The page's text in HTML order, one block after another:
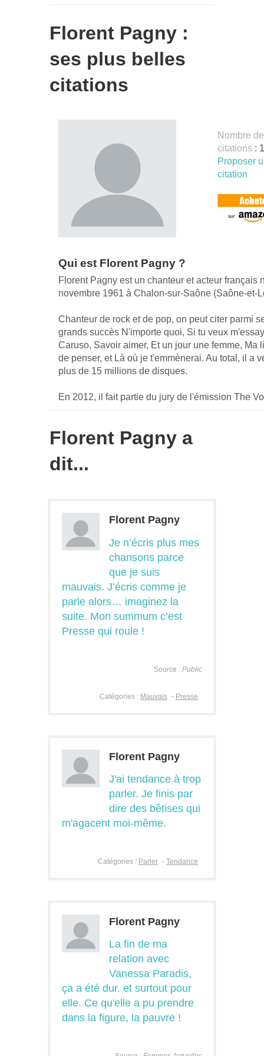
Florent Pagny :
ses plus belles
citations
Nombre de
citations :
Proposer
citation
Qui est Florent Pagny ?
Florent Pagny est un chanteur et acteur français
novembre 1961 à Chalon-sur-Saône (Saône-et-
Chanteur de rock et de pop, on peut citer parmi
grands succès N'importe quoi, Si tu veux
Caruso, Savoir aimer, Et un jour une femme, Ma
de penser, et Là où je t'emmènerai. Au total, il a
plus de 15 millions de disques.
En 2012, il fait partie du jury de l'émission The
Florent Pagny a
dit...
Florent Pagny
Je n’écris plus mes
chansons parce
que je suis
mauvais. J’écris comme je
parle alors… imaginez la
suite. Mon summum c’est
Presse qui roule !
Source : Public
Catégories : Mauvais - Presse
Florent Pagny
J'ai tendance à trop
parler. Je finis par
dire des bêtises qui
m'agacent moi-même.
Catégories : Parler - Tendance
Florent Pagny
La fin de ma
relation avec
Vanessa Paradis,
ça a été dur. et surtout pour
elle. Ce qu'elle a pu prendre
dans la figure, la pauvre !